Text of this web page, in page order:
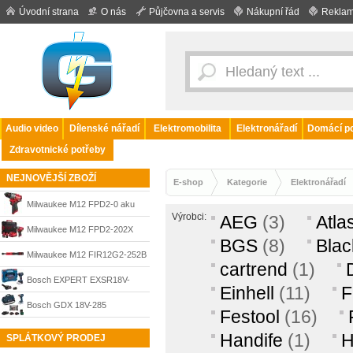
Úvodní strana O nás Půjčovna a servis Nákupní řád
Audio video Dílenské nářadí Elektromobilita Elektronářadí
Domácí
Zdravotnické potřeby
NEJNOVĚJŠÍ ZBOŽÍ
Milwaukee M12 FPD2-0 aku
subkompaktní příklepová
vrtačka / šroubovák bez aku,
4933479867
Milwaukee M12 FPD2-202X
aku příklepová vrtačka /
šroubovák, 2× aku 2,0 Ah,
nabíječka a HD kufr,
Milwaukee M12 FIR12G2-252B
aku 1/2“ ráčnový utahovák 108
Nm, 2× M12 HB2.5, C12 C,
Bosch EXPERT EXSR18V-
90FC FlexiClick aku vrtací
šroubovák 18 V, L-BOXX, bez
aku, 06019R2002
Bosch GDX 18V-285
Professional akumulátorový
SPLÁTKOVÝ PRODEJ
E-shop Kategorie Elektronářadí
Výrobci: AEG (3)
BGS (8)
cartrend (1)
Einhell (11)
Festool (16)
Handife (1)